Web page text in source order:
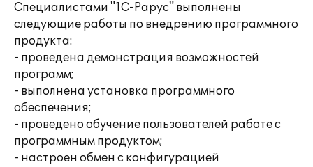
Специалистами "1С-Рарус" выполнены
следующие работы по внедрению программного
продукта:
- проведена демонстрация возможностей
программ;
- выполнена установка программного
обеспечения;
- проведено обучение пользователей работе с
программным продуктом;
- настроен обмен с конфигурацией